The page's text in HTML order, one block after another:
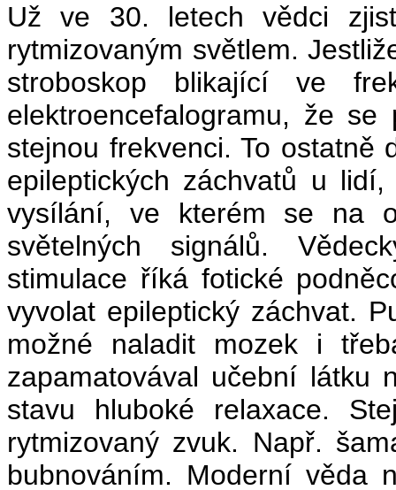
Už ve 30. letech vědci
rytmizovaným světlem.
stroboskop blikající ve
elektroencefalogramu, že
stejnou frekvenci. To ostatně
epileptických záchvatů u
vysílání, ve kterém se na
světelných signálů.
stimulace říká fotické
vyvolat epileptický záchvat.
možné naladit mozek i
zapamatovával učební
stavu hluboké relaxace.
rytmizovaný zvuk. Např.
bubnováním. Moderní věda